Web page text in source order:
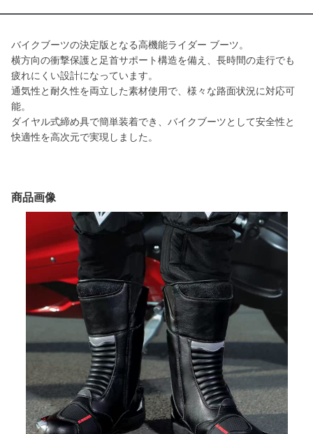
バイクブーツの決定版となる高機能ライダー ブーツ。
横方向の衝撃保護と足首サポート構造を備え、長時間の走行でも
疲れにくい設計になっています。
通気性と耐久性を両立した素材使用で、様々な路面状況に対応可
能。
ダイヤル式締め具で簡単装着でき、バイクブーツとして安全性と
快適性を高次元で実現しました。
商品画像